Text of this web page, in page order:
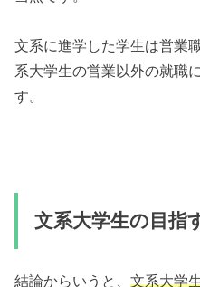
文系に進学した学生は営業
系大学生の営業以外の就職
す。
文系大学生の目指
結論からいうと、文系大学